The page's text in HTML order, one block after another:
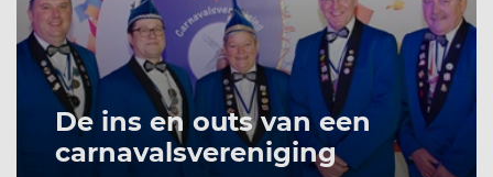
De ins en outs van een
carnavalsvereniging